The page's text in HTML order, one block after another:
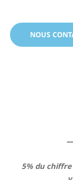
NOUS
5% du chiffre